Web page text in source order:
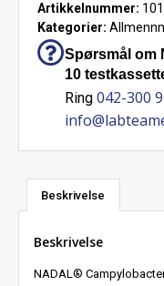
Artikkelnummer:
Kategorier:
Spørsmål om
10
Ring 042-300
Beskrivelse
Beskrivelse
NADAL®